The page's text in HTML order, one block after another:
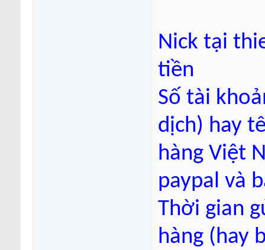
Nick tại
tiền
Số tài
dịch) hay
hàng Việt
paypal và
Thời gian
hàng (hay